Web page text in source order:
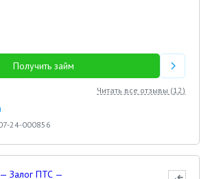
Получить займ
Читать все отзывы (12)
24-000856